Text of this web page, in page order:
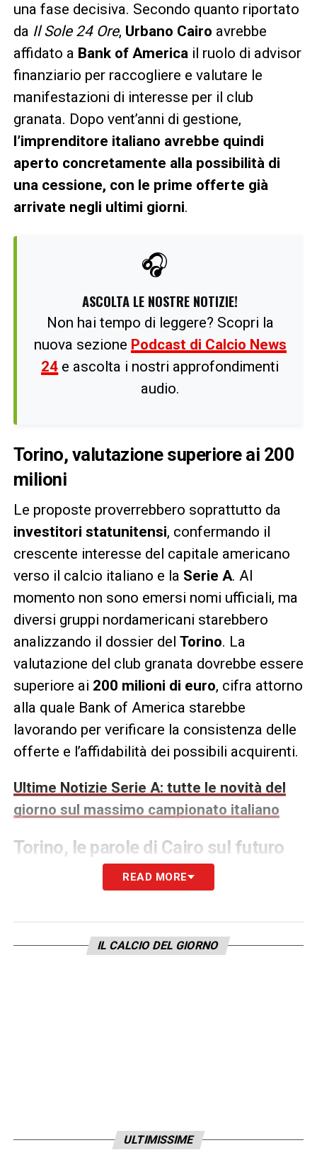
una fase decisiva. Secondo quanto riportato
da Il Sole 24 Ore, Urbano Cairo avrebbe
affidato a Bank of Americail ruolo di advisor
finanziario per raccogliere e valutare le
manifestazioni di interesse per il club
granata. Dopo vent’anni di gestione,
l’imprenditore italiano avrebbe quindi
aperto concretamente alla possibilità di
una cessione, con le prime offerte già
arrivate negli ultimi giorni.
🎧
ASCOLTA LE NOSTRE NOTIZIE!
Non hai tempo di leggere? Scopri la
nuova sezione Podcast di Calcio News
24 e ascolta i nostri approfondimenti
audio.
Torino, valutazione superiore ai 200
milioni
Le proposte proverrebbero soprattutto da
investitori statunitensi, confermando il
crescente interesse del capitale americano
verso il calcio italiano e la Serie A. Al
momento non sono emersi nomi ufficiali, ma
diversi gruppi nordamericani starebbero
analizzando il dossier del Torino. La
valutazione del club granata dovrebbe essere
superiore ai 200 milioni di euro, cifra attorno
alla quale Bank of America starebbe
lavorando per verificare la consistenza delle
offerte e l’affidabilità dei possibili acquirenti.
Ultime Notizie Serie A: tutte le novità del
giorno sul massimo campionato italiano
Torino, le parole di Cairo sul futuro
ha confermato che il suo impegno
READ MORE
IL CALCIO DEL GIORNO
ULTIMISSIME